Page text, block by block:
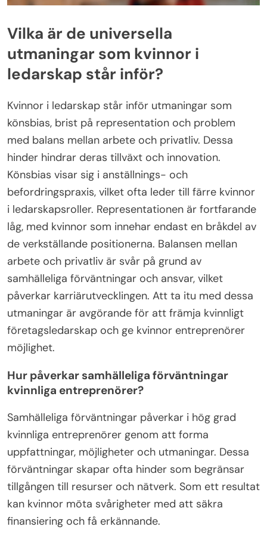
Vilka är de universella
utmaningar som kvinnor i
ledarskap står inför?
Kvinnor i ledarskap står inför utmaningar som
könsbias, brist på representation och problem
med balans mellan arbete och privatliv. Dessa
hinder hindrar deras tillväxt och innovation.
Könsbias visar sig i anställnings- och
befordringspraxis, vilket ofta leder till färre kvinnor
i ledarskapsroller. Representationen är fortfarande
låg, med kvinnor som innehar endast en bråkdel av
de verkställande positionerna. Balansen mellan
arbete och privatliv är svår på grund av
samhälleliga förväntningar och ansvar, vilket
påverkar karriärutvecklingen. Att ta itu med dessa
utmaningar är avgörande för att främja kvinnligt
företagsledarskap och ge kvinnor entreprenörer
möjlighet.
Hur påverkar samhälleliga förväntningar
kvinnliga entreprenörer?
Samhälleliga förväntningar påverkar i hög grad
kvinnliga entreprenörer genom att forma
uppfattningar, möjligheter och utmaningar. Dessa
förväntningar skapar ofta hinder som begränsar
tillgången till resurser och nätverk. Som ett resultat
kan kvinnor möta svårigheter med att säkra
finansiering och få erkännande.